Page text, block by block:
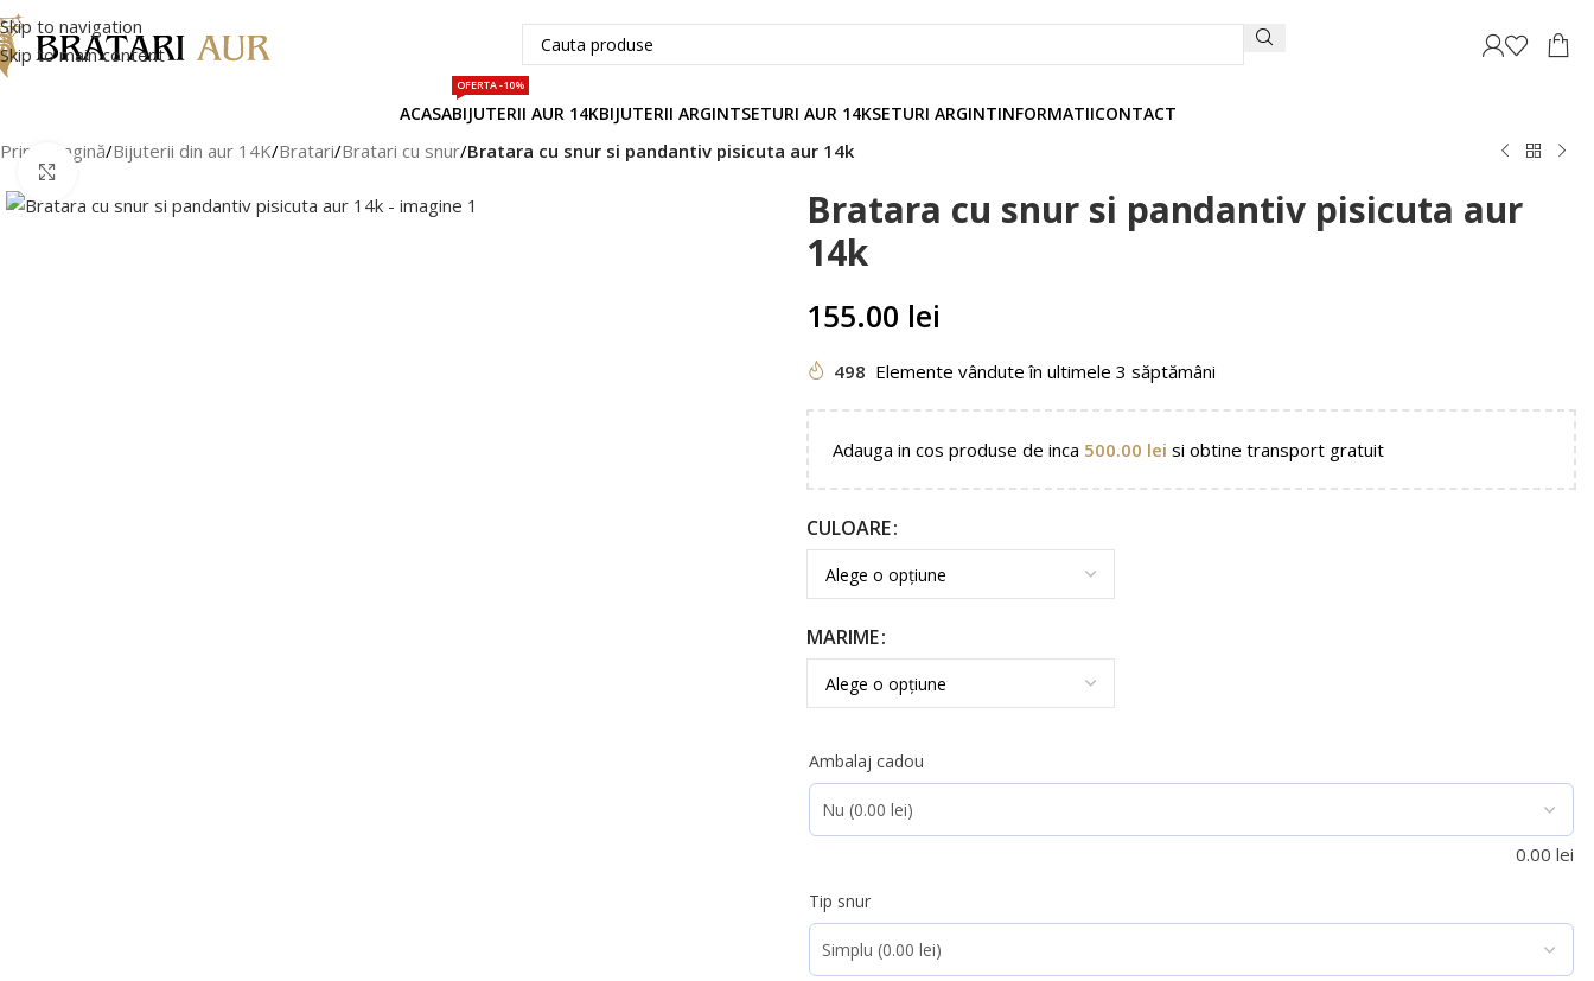
Skip to navigation
Skip to main content
ACASABIJUTERII AUR 14K
OFERTA -10%
BIJUTERII ARGINTSETURI AUR 14KSETURI ARGINTINFORMATIICONTACT
Prima pagină/Bijuterii din aur 14K/Bratari/Bratari cu snur/Bratara cu snur si pandantiv pisicuta aur 14k
Bratara cu snur si pandantiv pisicuta aur
14k
155.00 lei
498 Elemente vândute în ultimele 3 săptămâni
Adauga in cos produse de inca 500.00 lei si obtine transport gratuit
CULOARE
MARIME
Ambalaj cadou
0.00 lei
Tip snur